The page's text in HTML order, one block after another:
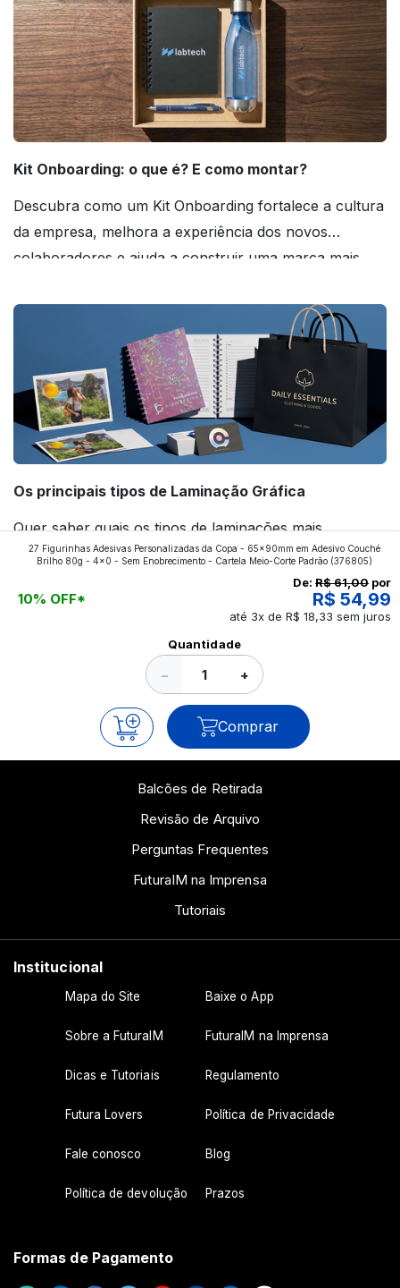
Kit Onboarding: o que é? E como montar?
Descubra como um Kit Onboarding fortalece a cultura
da empresa, melhora a experiência dos novos
colaboradores e ajuda a construir uma marca mais
Os principais tipos de Laminação Gráfica
Quer saber quais os tipos de laminações mais
aplicados nos impressos da gráfica FuturaIM? Então,
continue a leitura que vamos revelar para você!
27 Figurinhas Adesivas Personalizadas da Copa - 65x90mm em Adesivo Couché
Brilho 80g - 4x0 - Sem Enobrecimento - Cartela Meio-Corte Padrão (376805)
10% OFF*
De: R$ 61,00 por
R$ 54,99
até 3x de R$ 18,33 sem juros
Quantidade
− +
Comprar
Balcões de Retirada
Revisão de Arquivo
Perguntas Frequentes
FuturaIM na Imprensa
Tutoriais
Institucional
Mapa do Site Baixe o App
Sobre a FuturaIM FuturaIM na Imprensa
Dicas e Tutoriais Regulamento
Futura Lovers Política de Privacidade
Fale conosco Blog
Política de devolução Prazos
Formas de Pagamento